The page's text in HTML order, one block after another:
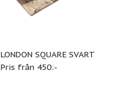
LONDON SQUARE SVART
Pris från 450:-